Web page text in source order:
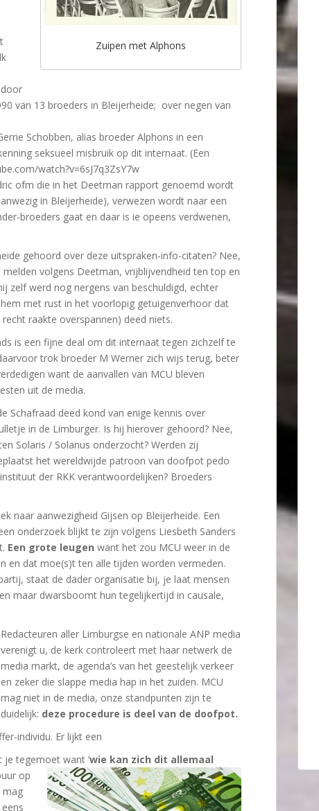
Zuipen met Alphons
van 13 broeders in Bleijerheide; over negen van
Schobben, alias broeder Alphons in een
seksueel misbruik op dit internaat. (Een
watch?v=6sJ7q3ZsY7w
ofm die in het Deetman rapport genoemd wordt
in Bleijerheide), verwezen wordt naar een
broeders gaat en daar is ie opeens verdwenen,
gehoord over deze uitspraken-info-citaten? Nee,
volgens Deetman, vrijblijvendheid ten top en
zelf werd nog nergens van beschuldigd, echter
met rust in het voorlopig getuigenverhoor dat
raakte overspannen) deed niets.
is een fijne deal om dit internaat tegen zichzelf te
trok broeder M Werner zich wijs terug, beter
want de aanvallen van MCU bleven
uit de media.
Schafraad deed kond van enige kennis over
in de Limburger. Is hij hierover gehoord? Nee,
Solaris / Solanus onderzocht? Werden zij
het wereldwijde patroon van doofpot pedo
der RKK verantwoordelijken? Broeders
naar aanwezigheid Gijsen op Bleijerheide. Een
onderzoek blijkt te zijn volgens Liesbeth Sanders
Een grote leugen want het zou MCU weer in de
en dat moe(s)t ten alle tijden worden vermeden.
staat de dader organisatie bij, je laat mensen
maar dwarsboomt hun tegelijkertijd in causale,
Redacteuren aller Limburgse en nationale ANP media
verenigt u, de kerk controleert met haar netwerk de
media markt, de agenda’s van het geestelijk verkeer
en zeker die slappe media hap in het zuiden. MCU
mag niet in de media, onze standpunten zijn te
duidelijk: deze procedure is deel van de doofpot.
individu. Er lijkt een
tegemoet want ‘wie kan zich dit allemaal
op
mag